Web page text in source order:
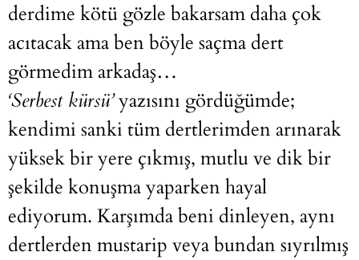
derdime kötü gözle bakarsam daha çok
acıtacak ama ben böyle saçma dert
görmedim arkadaş…
‘Serbest kürsü’yazısını gördüğümde;
kendimi sanki tüm dertlerimden arınarak
yüksek bir yere çıkmış, mutlu ve dik bir
şekilde konuşma yaparken hayal
ediyorum. Karşımda beni dinleyen, aynı
dertlerden mustarip veya bundan sıyrılmış